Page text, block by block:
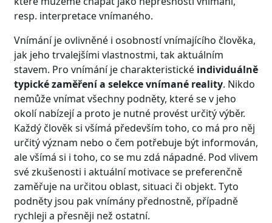
resp. interpretace vnímaného.
Vnímání je ovlivněné i osobností vnímajícího člověka,
jak jeho trvalejšími vlastnostmi, tak aktuálním
stavem. Pro vnímání je charakteristické individuálně
typickézaměření a selekce vnímané reality. Nikdo
nemůže vnímat všechny podněty, které se v jeho
okolí nabízejí a proto je nutné provést určitý výběr.
Každý člověk si všímá především toho, co má pro něj
určitý význam nebo o čem potřebuje být informován,
ale všímá si i toho, co se mu zdá nápadné. Pod vlivem
své zkušenosti i aktuální motivace se preferenčně
zaměřuje na určitou oblast, situaci či objekt. Tyto
podněty jsou pak vnímány přednostně, případně
rychleji a přesněji než ostatní.